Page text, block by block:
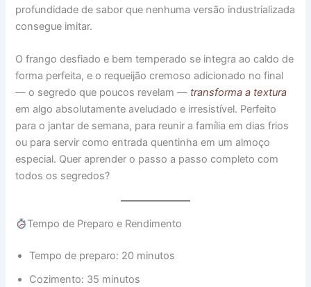
profundidade de sabor que nenhuma versão industrializada
consegue imitar.
O frango desfiado e bem temperado se integra ao caldo de
forma perfeita, e o requeijão cremoso adicionado no final
— o segredo que poucos revelam — transforma a textura
em algo absolutamente aveludado e irresistível. Perfeito
para o jantar de semana, para reunir a família em dias frios
ou para servir como entrada quentinha em um almoço
especial. Quer aprender o passo a passo completo com
todos os segredos?
Tempo de Preparo e Rendimento
Tempo de preparo: 20 minutos
Cozimento: 35 minutos